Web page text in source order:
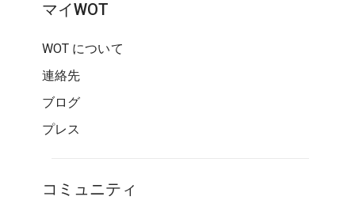
マイWOT
WOT について
連絡先
ブログ
プレス
コミュニティ